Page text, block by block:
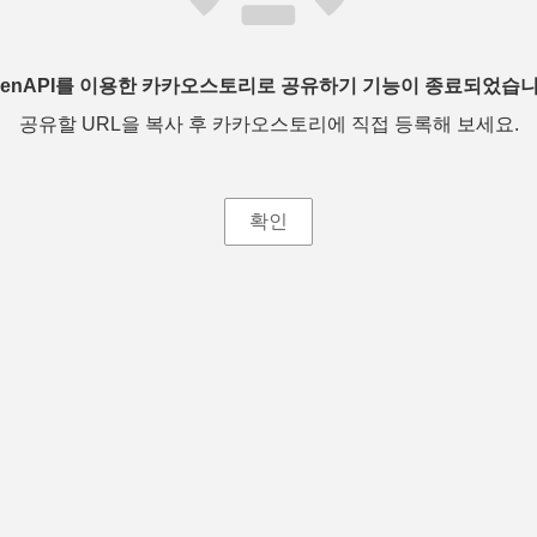
를 이용한 카카오스토리로 공유하기 기능이 종료되었습
공유할 URL을 복사 후 카카오스토리에 직접 등록해 보세요.
확인